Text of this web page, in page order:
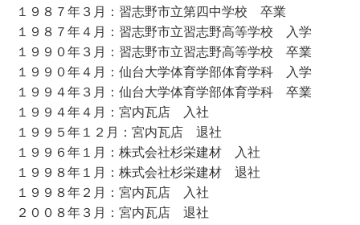
１９８７年３月：習志野市立第四中学校 卒業
１９８７年４月：習志野市立習志野高等学校 入学
１９９０年３月：習志野市立習志野高等学校 卒業
１９９０年４月：仙台大学体育学部体育学科 入学
１９９４年３月：仙台大学体育学部体育学科 卒業
１９９４年４月：宮内瓦店 入社
１９９５年１２月：宮内瓦店 退社
１９９６年１月：株式会社杉栄建材 入社
１９９８年１月：株式会社杉栄建材 退社
１９９８年２月：宮内瓦店 入社
２００８年３月：宮内瓦店 退社